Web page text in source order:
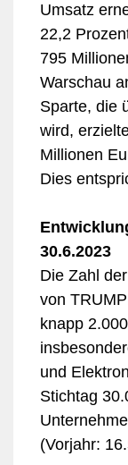
Umsatz
22,2
795
Warschau
Sparte, die
wird,
Millionen
Dies
30.6.2023
Die Zahl
von
knapp
und
Stichtag
(Vorjahr: